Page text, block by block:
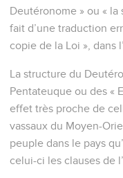
Deutéronome » ou «
fait d’une traduction
copie de la Loi », dans
La structure du
Pentateuque ou des «
effet très proche de
vassaux du Moyen-
peuple dans le pays
celui-ci les clauses de